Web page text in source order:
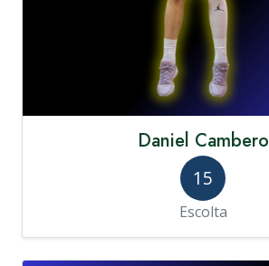
Daniel Cambero
15
Escolta